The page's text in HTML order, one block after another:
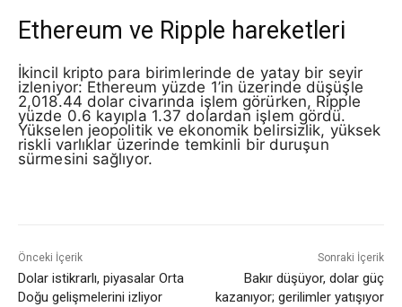
Ethereum ve Ripple hareketleri
İkincil kripto para birimlerinde de yatay bir seyir
izleniyor: Ethereum yüzde 1’in üzerinde düşüşle
2,018.44 dolar civarında işlem görürken, Ripple
yüzde 0.6 kayıpla 1.37 dolardan işlem gördü.
Yükselen jeopolitik ve ekonomik belirsizlik, yüksek
riskli varlıklar üzerinde temkinli bir duruşun
sürmesini sağlıyor.
Önceki İçerik
Dolar istikrarlı, piyasalar Orta
Doğu gelişmelerini izliyor
Sonraki İçerik
Bakır düşüyor, dolar güç
kazanıyor; gerilimler yatışıyor